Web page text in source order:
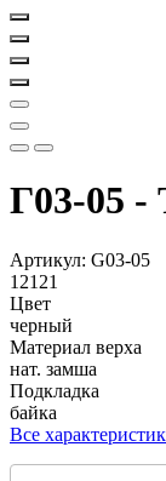
Г03-05
Артикул: G03-05
12121
Цвет
черный
Материал верха
нат. замша
Подкладка
байка
Все